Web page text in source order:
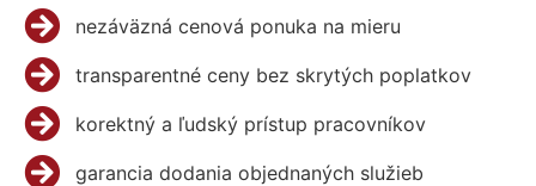
nezáväzná cenová ponuka na mieru
transparentné ceny bez skrytých poplatkov
korektný a ľudský prístup pracovníkov
garancia dodania objednaných služieb